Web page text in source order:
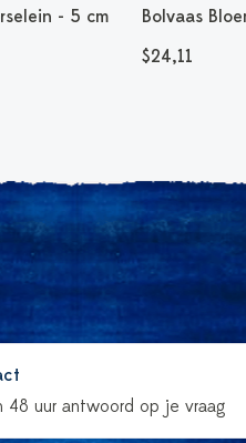
- 5 cm
Bolvaas
$24,11
48 uur antwoord op je vraag